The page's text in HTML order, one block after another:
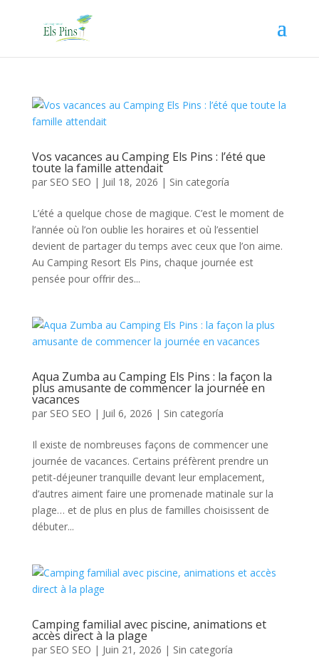
Vos vacances au Camping Els Pins : l’été que
toute la famille attendait
par SEO SEO | Juil 18, 2026 | Sin categoría
L’été a quelque chose de magique. C’est le moment de
l’année où l’on oublie les horaires et où l’essentiel
devient de partager du temps avec ceux que l’on aime.
Au Camping Resort Els Pins, chaque journée est
pensée pour offrir des...
Aqua Zumba au Camping Els Pins : la façon la
plus amusante de commencer la journée en
vacances
par SEO SEO | Juil 6, 2026 | Sin categoría
Il existe de nombreuses façons de commencer une
journée de vacances. Certains préfèrent prendre un
petit-déjeuner tranquille devant leur emplacement,
d’autres aiment faire une promenade matinale sur la
plage… et de plus en plus de familles choisissent de
débuter...
Camping familial avec piscine, animations et
accès direct à la plage
par SEO SEO | Juin 21, 2026 | Sin categoría